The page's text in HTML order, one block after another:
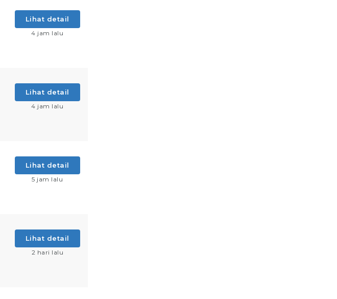
Lihat detail
4 jam lalu
Lihat detail
4 jam lalu
Lihat detail
5 jam lalu
Lihat detail
2 hari lalu